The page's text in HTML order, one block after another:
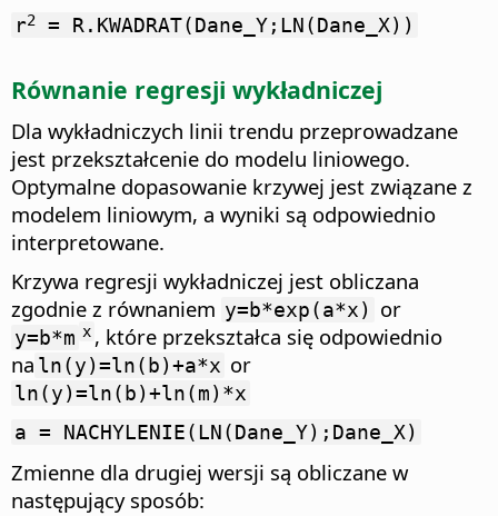
r2 = R.KWADRAT(Dane_Y;LN(Dane_X))
Równanie regresji wykładniczej
Dla wykładniczych linii trendu przeprowadzane
jest przekształcenie do modelu liniowego.
Optymalne dopasowanie krzywej jest związane z
modelem liniowym, a wyniki są odpowiednio
interpretowane.
Krzywa regresji wykładniczej jest obliczana
zgodnie z równaniem y=b*exp(a*x) or
y=b*m x , które przekształca się odpowiednio
na ln(y)=ln(b)+a*x or
ln(y)=ln(b)+ln(m)*x
a = NACHYLENIE(LN(Dane_Y);Dane_X)
Zmienne dla drugiej wersji są obliczane w
następujący sposób: